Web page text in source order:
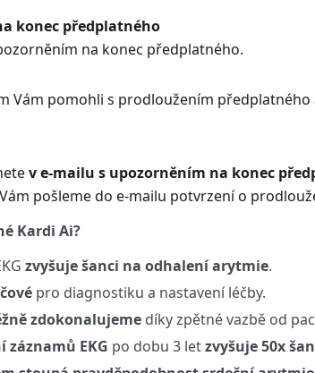
konec předplatného
na konec předplatného.
Vám pomohli s prodloužením předplatného
v e-mailu s upozorněním na konec
pošleme do e-mailu potvrzení o
Kardi Ai?
zvyšuje šanci na odhalení arytmie.
pro diagnostiku a nastavení léčby.
zdokonalujeme díky zpětné vazbě od
záznamů EKG po dobu 3 letzvyšuje 50x